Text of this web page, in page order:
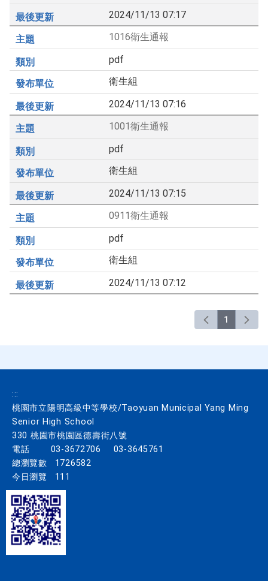
2024/11/13 07:17
1016衛生通報
pdf
衛生組
2024/11/13 07:16
1001衛生通報
pdf
衛生組
2024/11/13 07:15
0911衛生通報
pdf
衛生組
2024/11/13 07:12
1
:::
桃園市立陽明高級中等學校/Taoyuan Municipal Yang Ming
Senior High School
330 桃園市桃園區德壽街八號
電話
03-3672706
03-3645761
總瀏覽數
1726582
今日瀏覽
111